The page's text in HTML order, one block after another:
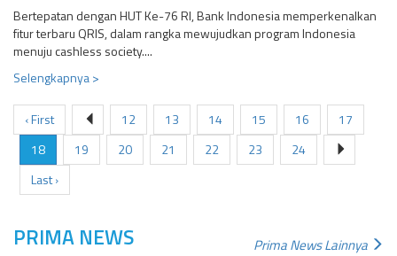
Bertepatan dengan HUT Ke-76 RI, Bank Indonesia memperkenalkan
fitur terbaru QRIS, dalam rangka mewujudkan program Indonesia
menuju cashless society....
Selengkapnya >
‹ First 12 13 14 15 16
17
18
19 20 21 22 23
24
Last ›
PRIMA NEWS Prima News Lainnya